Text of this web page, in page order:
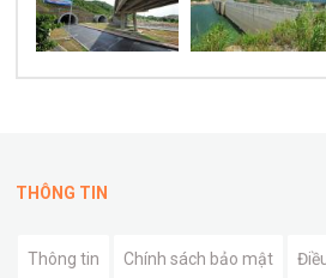
THÔNG TIN
Thông tin Chính sách bảo mật